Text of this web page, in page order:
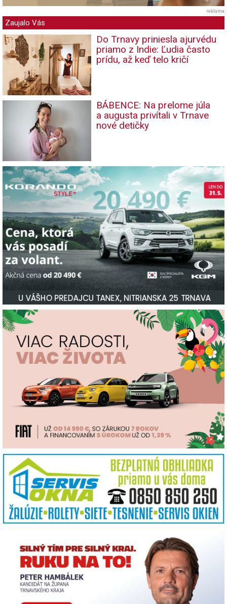
reklama
Zaujalo Vás
Do Trnavy priniesla ajurvédu
priamo z Indie: Ľudia často
prídu, až keď telo kričí
BÁBENCE: Na prelome júla
a augusta privítali v Trnave
nové detičky